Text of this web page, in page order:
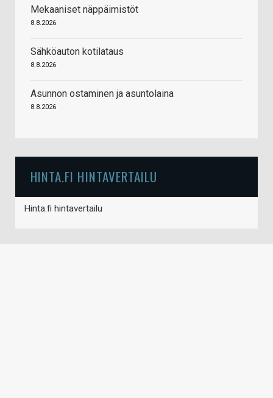
Mekaaniset näppäimistöt
8.8.2026
Sähköauton kotilataus
8.8.2026
Asunnon ostaminen ja asuntolaina
8.8.2026
HINTA.FI HINTAVERTAILU
Hinta.fi hintavertailu